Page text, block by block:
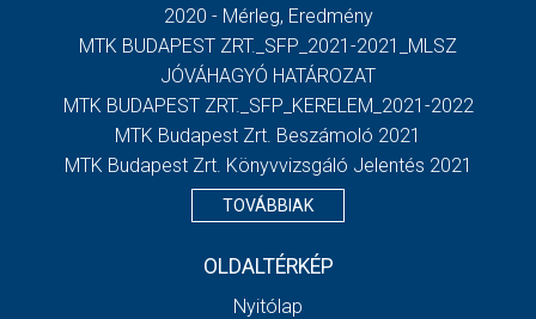
2020 - Mérleg, Eredmény
MTK BUDAPEST ZRT._SFP_2021-2021_MLSZ
JÓVÁHAGYÓ HATÁROZAT
MTK BUDAPEST ZRT._SFP_KERELEM_2021-2022
MTK Budapest Zrt. Beszámoló 2021
MTK Budapest Zrt. Könyvvizsgáló Jelentés 2021
TOVÁBBIAK
OLDALTÉRKÉP
Nyitólap